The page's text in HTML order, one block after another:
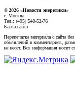
© 2026 «Новости энеретики»
г. Москва
Тел.: (495) 540-52-76
Карта сайта
Перепечатка материала с сайта
объявлений и комментариев,
не несет. Вся информация носит